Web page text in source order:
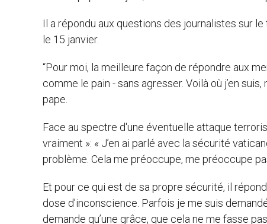
Il a répondu aux questions des journalistes sur
le 15 janvier.
“Pour moi, la meilleure façon de répondre aux
comme le pain - sans agresser. Voilà où j’en
pape.
Face au spectre d'une éventuelle attaque
vraiment »: « J’en ai parlé avec la sécurité
problème. Cela me préoccupe, me préoccupe
Et pour ce qui est de sa propre sécurité, il
dose d’inconscience. Parfois je me suis
demande qu’une grâce, que cela ne me fasse